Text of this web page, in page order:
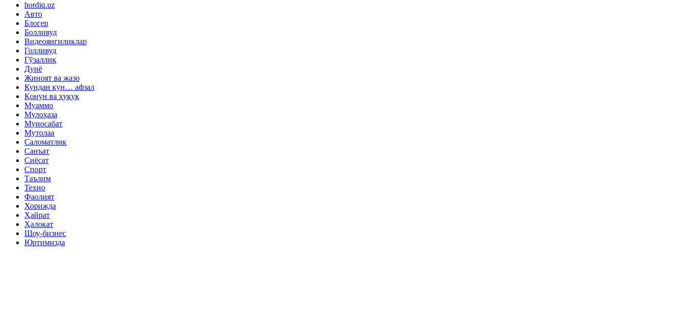
hordiq.uz
Авто
Блогер
Болливуд
Видеоянгиликлар
Голливуд
Гўзаллик
Дунё
Жиноят ва жазо
Кундан кун… афзал
Қонун ва ҳуқуқ
Муаммо
Мулоҳаза
Муносабат
Мутолаа
Саломатлик
Санъат
Сиёсат
Спорт
Таълим
Техно
Фаолият
Хорижда
Ҳайрат
Ҳалокат
Шоу-бизнес
Юртимизда